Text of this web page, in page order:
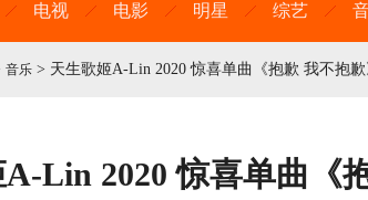
电视 电影 明星 综艺
音乐 > 天生歌姬A-Lin 2020 惊喜单曲《抱歉 我不抱
Lin 2020 惊喜单曲《